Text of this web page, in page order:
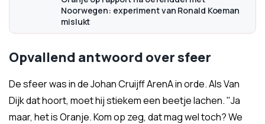
Noorwegen: experiment van Ronald Koeman
mislukt
Opvallend antwoord over sfeer
De sfeer was in de Johan Cruijff ArenA in orde. Als Van
Dijk dat hoort, moet hij stiekem een beetje lachen. "Ja
maar, het is Oranje. Kom op zeg, dat mag wel toch? We